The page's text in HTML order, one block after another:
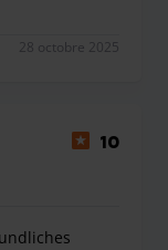
28 octobre 2025
10